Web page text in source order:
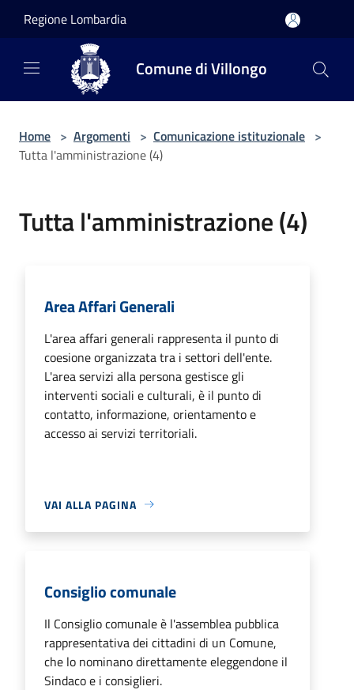
Regione Lombardia
Comune di Villongo
Home > Argomenti > Comunicazione istituzionale >
Tutta l'amministrazione (4)
Tutta l'amministrazione (4)
Area Affari Generali
L'area affari generali rappresenta il punto di
coesione organizzata tra i settori dell'ente.
L'area servizi alla persona gestisce gli
interventi sociali e culturali, è il punto di
contatto, informazione, orientamento e
accesso ai servizi territoriali.
VAI ALLA PAGINA
Consiglio comunale
Il Consiglio comunale è l'assemblea pubblica
rappresentativa dei cittadini di un Comune,
che lo nominano direttamente eleggendone il
Sindaco e i consiglieri.